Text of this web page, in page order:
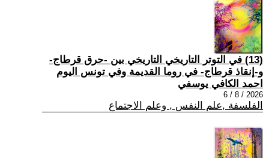
(13) في التوتر التاريخي التاريخي بين -حرق قرطاج-
و-إنقاذ قرطاج- في روما القديمة وفي تونس اليوم
احمد الكافي يوسفي
2026 / 8 / 6
الفلسفة ,علم النفس , وعلم الاجتماع